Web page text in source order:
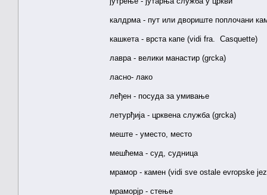
калдрма - пут или двориште поплочани
кашкета - врста капе (vidi fra. Casquette)
лавра - велики манастир (grcka)
ласно- лако
леђен - посуда за умивање
летурђија - црквена служба (grcka)
меште - уместо, место
мешћема - суд, судница
мрамор - камен (vidi sve ostale evropske
мраморјр - стење